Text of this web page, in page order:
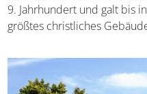
9. Jahrhundert und galt bis
größtes christliches